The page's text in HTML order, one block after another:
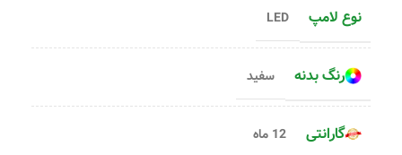
نوع لامپ LED
رنگ بدنه سفید
گارانتی 12 ماه